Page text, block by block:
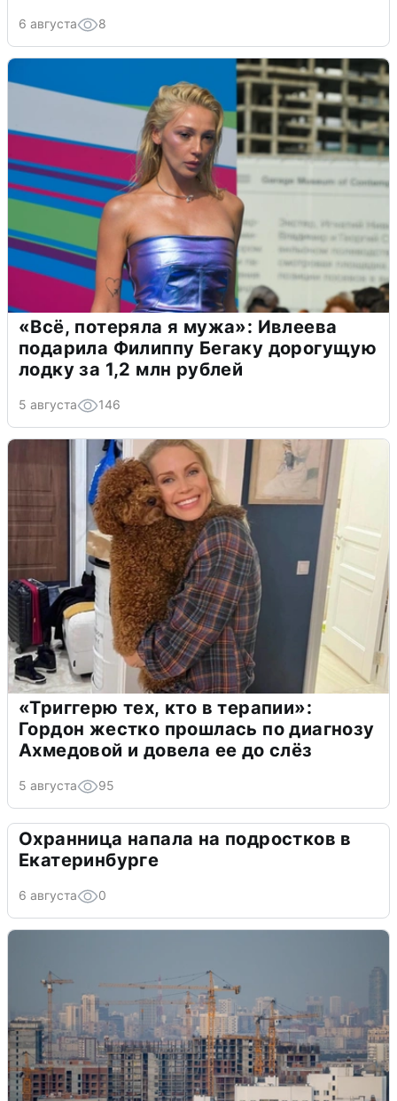
6 августа 8
«Всё, потеряла я мужа»: Ивлеева
подарила Филиппу Бегаку дорогущую
лодку за 1,2 млн рублей
5 августа 146
«Триггерю тех, кто в терапии»:
Гордон жестко прошлась по диагнозу
Ахмедовой и довела ее до слёз
5 августа 95
Охранница напала на подростков в
Екатеринбурге
6 августа 0